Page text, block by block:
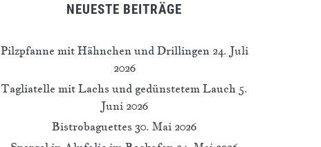
NEUESTE BEITRÄGE
Pilzpfanne mit Hähnchen und Drillingen 24. Juli
2026
Tagliatelle mit Lachs und gedünstetem Lauch 5.
Juni 2026
Bistrobaguettes 30. Mai 2026